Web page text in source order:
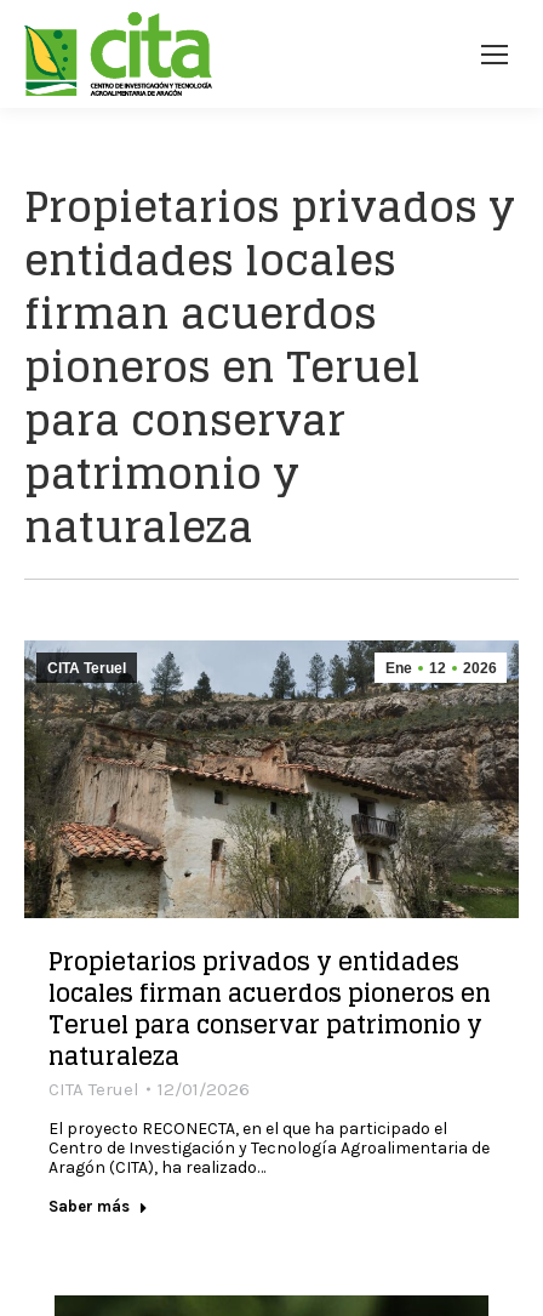
Propietarios privados y
entidades locales
firman acuerdos
pioneros en Teruel
para conservar
patrimonio y
naturaleza
Ene 12 2026
CITA Teruel
Propietarios privados y entidades
locales firman acuerdos pioneros en
Teruel para conservar patrimonio y
naturaleza
CITA Teruel 12/01/2026
El proyecto RECONECTA, en el que ha participado el
Centro de Investigación y Tecnología Agroalimentaria de
Aragón (CITA), ha realizado…
Saber más